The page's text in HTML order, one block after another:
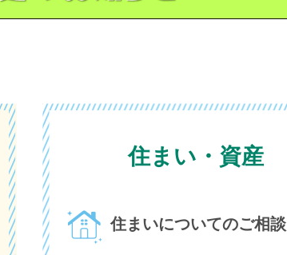
住まい・資産
住まいについてのご相談